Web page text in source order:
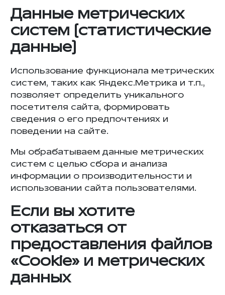
Данные метрических
систем (статистические
данные)
Использование функционала метрических
систем, таких как Яндекс.Метрика и т.п.,
позволяет определить уникального
посетителя сайта, формировать
сведения о его предпочтениях и
поведении на сайте.
Мы обрабатываем данные метрических
систем с целью сбора и анализа
информации о производительности и
использовании сайта пользователями.
Если вы хотите
отказаться от
предоставления файлов
«Cookie» и метрических
данных